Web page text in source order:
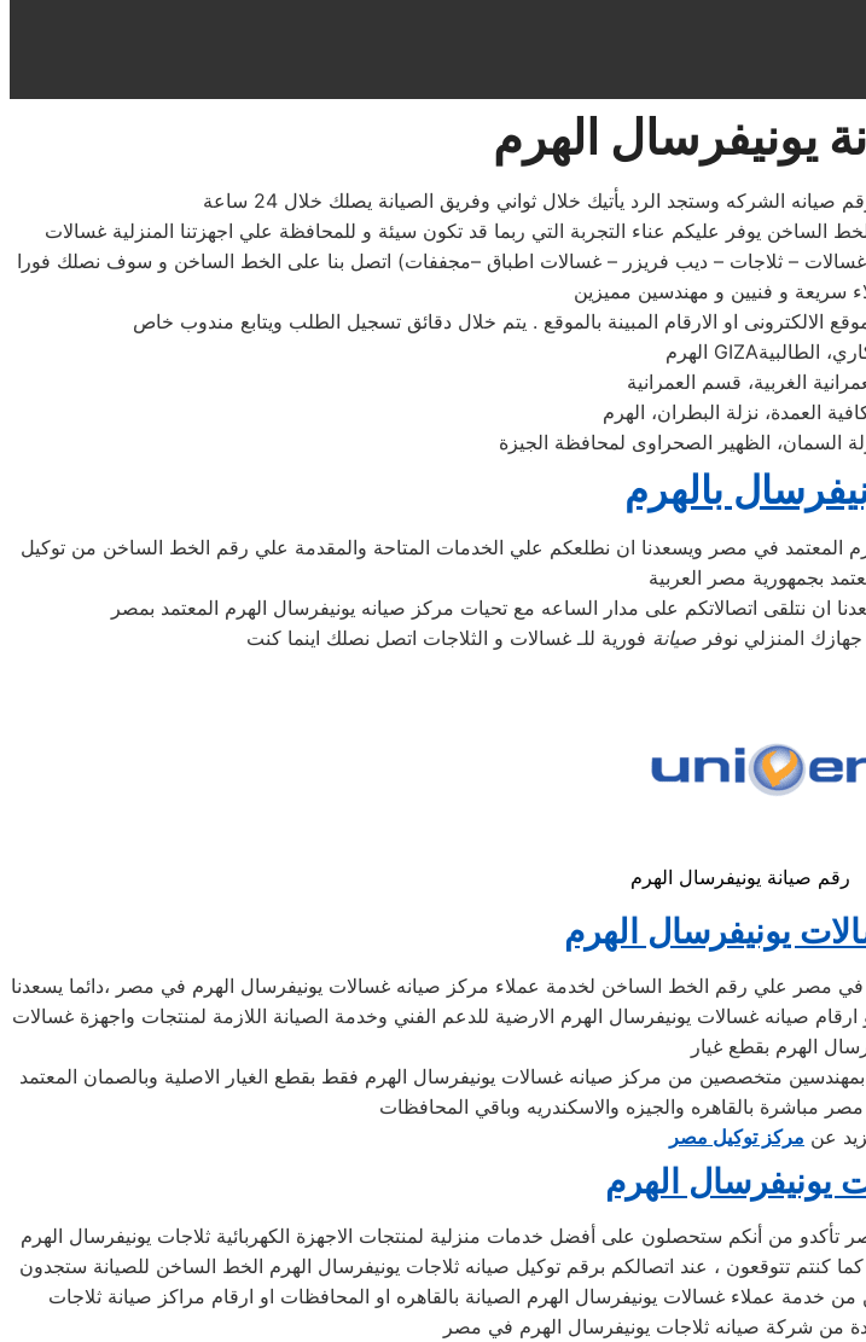
يونيفرسال الهرم
الشركه وستجد الرد يأتيك خلال ثواني وفريق الصيانة يصلك خلال 24 ساعة
الساخن يوفر عليكم عناء التجربة التي ربما قد تكون سيئة و للمحافظة علي اجهزتنا المنزلية غسالات
– ثلاجات – ديب فريزر – غسالات اطباق –مجففات) اتصل بنا على الخط الساخن و سوف نصلك فورا
سريعة و فنيين و مهندسين مميزين
الهرم GIZAالطالبية
الغربية، قسم العمرانية
العمدة، نزلة البطران، الهرم
السمان، الظهير الصحراوى لمحافظة الجيزة
بالهرم
المعتمد في مصر ويسعدنا ان نطلعكم علي الخدمات المتاحة والمقدمة علي رقم الخط الساخن من توكيل
بجمهورية مصر العربية
ان نتلقى اتصالاتكم على مدار الساعه مع تحيات مركز صيانه يونيفرسال الهرم المعتمد بمصر
المنزلي نوفر صيانة فورية للـ غسالات و الثلاجات اتصل نصلك اينما كنت
رقم صيانة يونيفرسال الهرم
يونيفرسال الهرم
مصر علي رقم الخط الساخن لخدمة عملاء مركز صيانه غسالات يونيفرسال الهرم في مصر ،دائما يسعدنا
صيانه غسالات يونيفرسال الهرم الارضية للدعم الفني وخدمة الصيانة اللازمة لمنتجات واجهزة غسالات
متخصصين من مركز صيانه غسالات يونيفرسال الهرم فقط بقطع الغيار الاصلية وبالصمان المعتمد
عن مركز توكيل مصر
يونيفرسال الهرم
تأكدو من أنكم ستحصلون على أفضل خدمات منزلية لمنتجات الاجهزة الكهربائية ثلاجات يونيفرسال الهرم
تتوقعون ، عند اتصالكم برقم توكيل صيانه ثلاجات يونيفرسال الهرم الخط الساخن للصيانة ستجدون
خدمة عملاء غسالات يونيفرسال الهرم الصيانة بالقاهره او المحافظات او ارقام مراكز صيانة ثلاجات